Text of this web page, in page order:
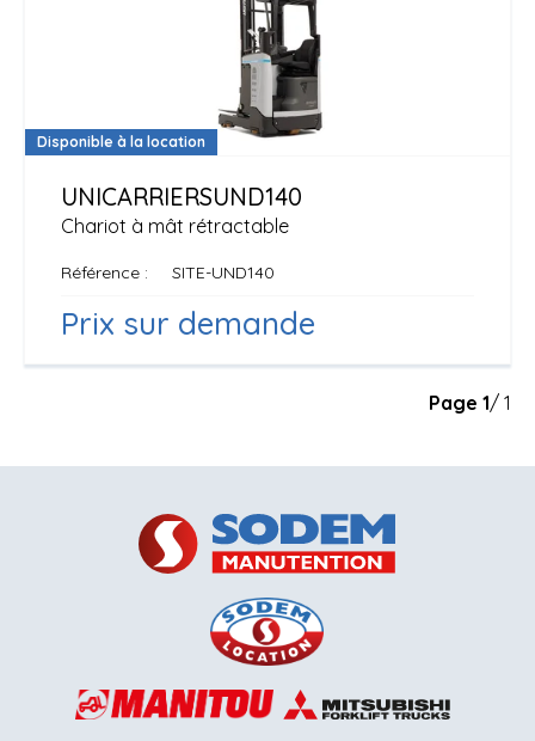
Disponible à la location
Chariot à mât rétractable
UNICARRIERSUND140
Référence SITE-UND140
Prix sur demande
Page 1/ 1